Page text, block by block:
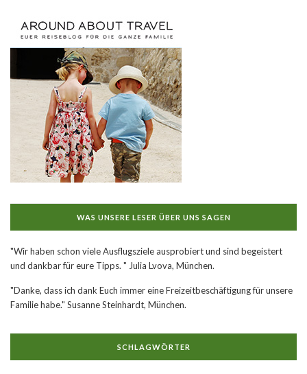
WAS UNSERE LESER ÜBER UNS SAGEN
"Wir haben schon viele Ausflugsziele ausprobiert und sind begeistert
und dankbar für eure Tipps. " Julia Lvova, München.
"Danke, dass ich dank Euch immer eine Freizeitbeschäftigung für unsere
Familie habe." Susanne Steinhardt, München.
SCHLAGWÖRTER